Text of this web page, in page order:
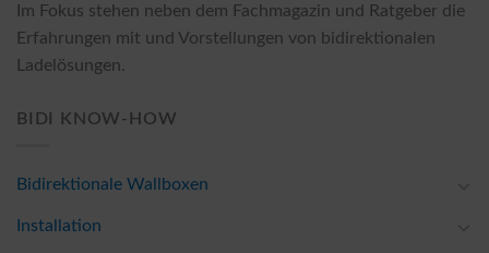
Im Fokus stehen neben dem Fachmagazin und Ratgeber die
Erfahrungen mit und Vorstellungen von bidirektionalen
Ladelösungen.
BIDI KNOW-HOW
Bidirektionale Wallboxen
Installation